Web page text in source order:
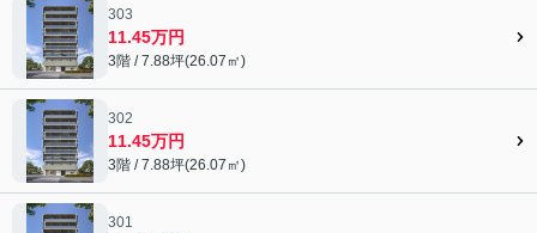
303
11.45万円
3階 / 7.88坪(26.07㎡)
302
11.45万円
3階 / 7.88坪(26.07㎡)
301